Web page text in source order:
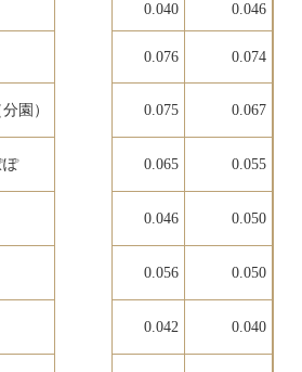
0.040 0.046
0.076 0.074
園） 0.075 0.067
ぽ 0.065 0.055
0.046 0.050
0.056 0.050
0.042 0.040